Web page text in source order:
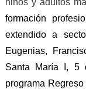
niños y adultos
formación
extendido a
Eugenias,
Santa María I, 5
programa